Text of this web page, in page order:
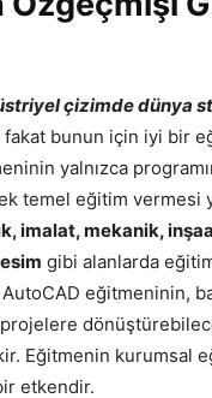
çizimde dünya
fakat bunun için iyi bir
yalnızca
temel eğitim vermesi
imalat, mekanik,
gibi alanlarda
eğitmeninin,
projelere
Eğitmenin kurumsal
etkendir.